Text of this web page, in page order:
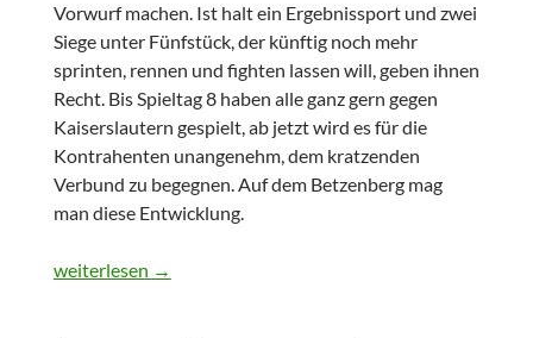
Vorwurf machen. Ist halt ein Ergebnissport und zwei
Siege unter Fünfstück, der künftig noch mehr
sprinten, rennen und fighten lassen will, geben ihnen
Recht. Bis Spieltag 8 haben alle ganz gern gegen
Kaiserslautern gespielt, ab jetzt wird es für die
Kontrahenten unangenehm, dem kratzenden
Verbund zu begegnen. Auf dem Betzenberg mag
man diese Entwicklung.
Was von Spieltag 10 bleibt
weiterlesen →